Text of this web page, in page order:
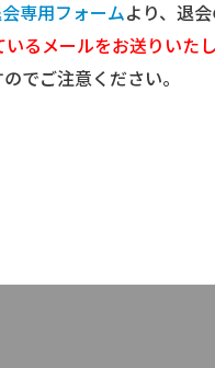
専用フォームより、退
るメールをお送りいた
でご注意ください。